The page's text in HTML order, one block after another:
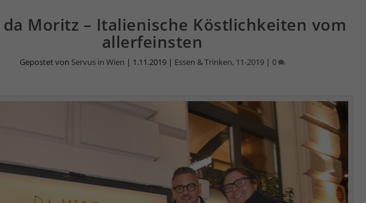
Moritz – Italienische Köstlichkeiten vom
allerfeinsten
Gepostet von Servus in Wien | 1.11.2019| Essen & Trinken, 11-2019| 0